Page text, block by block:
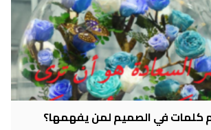
كلمات في الصميم لمن يفهمها؟